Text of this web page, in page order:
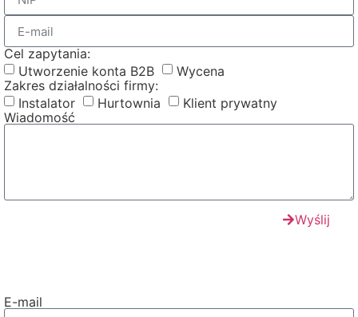
Cel zapytania:
Utworzenie konta B2B
Wycena
Zakres działalności firmy:
Instalator
Hurtownia
Klient prywatny
Wiadomość
Wyślij
E-mail